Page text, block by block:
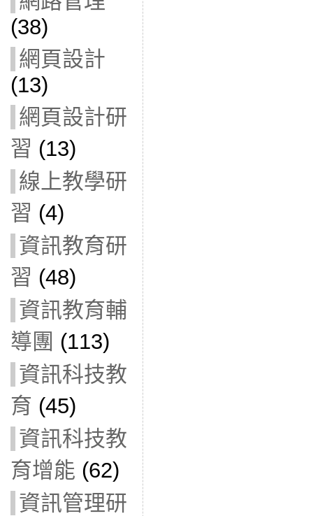
(38)
網頁設計
(13)
網頁設計研
習 (13)
線上教學研
習 (4)
資訊教育研
習 (48)
資訊教育輔
導團 (113)
資訊科技教
育 (45)
資訊科技教
育增能 (62)
資訊管理研